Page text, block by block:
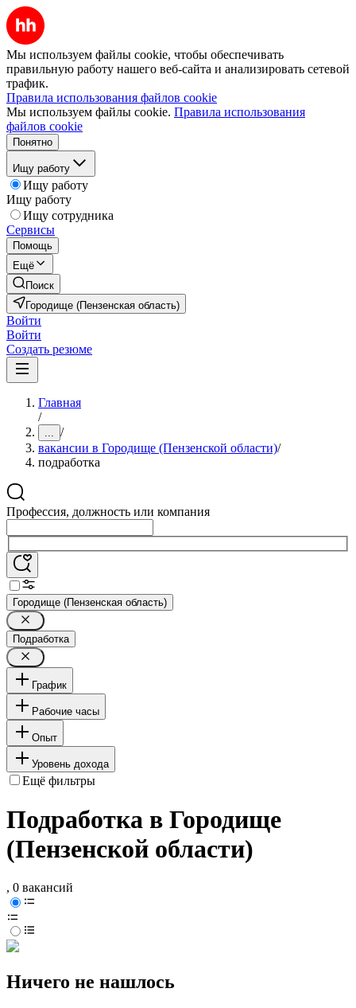
Мы используем файлы cookie, чтобы обеспечивать
правильную работу нашего веб-сайта и анализировать сетевой
трафик.
Правила использования файлов cookie
Мы используем файлы cookie. Правила использования
файлов cookie
Понятно
Ищу работу
Ищу работу
Ищу работу
Ищу сотрудника
Сервисы
Помощь
Ещё
Поиск
Городище (Пензенская область)
Войти
Войти
Создать резюме
Главная
/
... /
вакансии в Городище (Пензенской области)/
подработка
Профессия, должность или компания
Городище (Пензенская область)
Подработка
График
Рабочие часы
Опыт
Уровень дохода
Ещё фильтры
Подработка в Городище
(Пензенской области)
, 0 вакансий
Ничего не нашлось